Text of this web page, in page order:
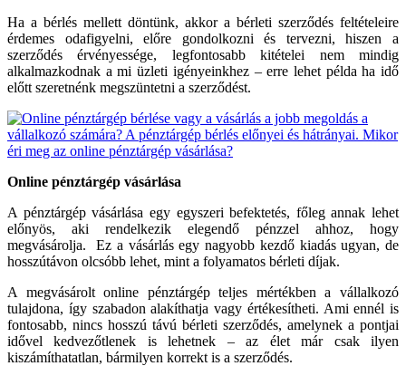
Ha a bérlés mellett döntünk, akkor a bérleti szerződés feltételeire
érdemes odafigyelni, előre gondolkozni és tervezni, hiszen a
szerződés érvényessége, legfontosabb kitételei nem mindig
alkalmazkodnak a mi üzleti igényeinkhez – erre lehet példa ha idő
előtt szeretnénk megszüntetni a szerződést.
Online pénztárgép vásárlása
A pénztárgép vásárlása egy egyszeri befektetés, főleg annak lehet
előnyös, aki rendelkezik elegendő pénzzel ahhoz, hogy
megvásárolja. Ez a vásárlás egy nagyobb kezdő kiadás ugyan, de
hosszútávon olcsóbb lehet, mint a folyamatos bérleti díjak.
A megvásárolt online pénztárgép teljes mértékben a vállalkozó
tulajdona, így szabadon alakíthatja vagy értékesítheti. Ami ennél is
fontosabb, nincs hosszú távú bérleti szerződés, amelynek a pontjai
idővel kedvezőtlenek is lehetnek – az élet már csak ilyen
kiszámíthatatlan, bármilyen korrekt is a szerződés.